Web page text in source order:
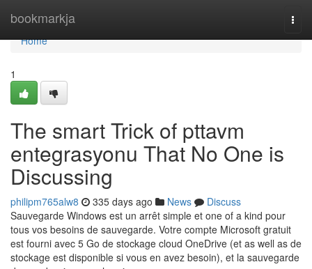
bookmarkja
Home
Home
1
The smart Trick of pttavm
entegrasyonu That No One is
Discussing
philipm765alw8 335 days ago News
Discuss
Sauvegarde Windows est un arrêt simple et one of a kind pour
tous vos besoins de sauvegarde. Votre compte Microsoft gratuit
est fourni avec 5 Go de stockage cloud OneDrive (et as well as de
stockage est disponible si vous en avez besoin), et la sauvegarde